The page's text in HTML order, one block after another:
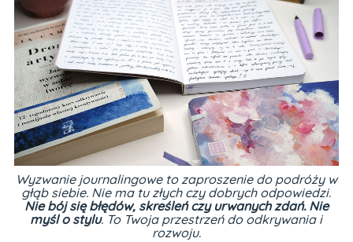
Wyzwanie journalingowe to zaproszenie do podróży w
głąb siebie. Nie ma tu złych czy dobrych odpowiedzi.
Nie bój się błędów, skreśleń czy urwanych zdań. Nie
myśl o stylu. To Twoja przestrzeń do odkrywania i
rozwoju.